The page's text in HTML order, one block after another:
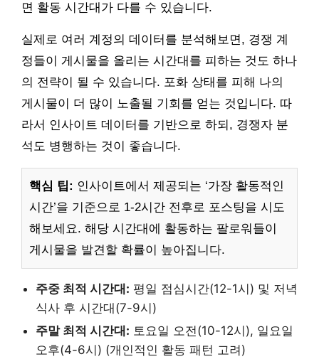
면 활동 시간대가 다를 수 있습니다.
실제로 여러 계정의 데이터를 분석해보면, 경쟁 계
정들이 게시물을 올리는 시간대를 피하는 것도 하나
의 전략이 될 수 있습니다. 포화 상태를 피해 나의
게시물이 더 많이 노출될 기회를 얻는 것입니다. 따
라서 인사이트 데이터를 기반으로 하되, 경쟁자 분
석도 병행하는 것이 좋습니다.
핵심 팁: 인사이트에서 제공되는 ‘가장 활동적인
시간’을 기준으로 1-2시간 전후로 포스팅을 시도
해보세요. 해당 시간대에 활동하는 팔로워들이
게시물을 발견할 확률이 높아집니다.
주중 최적 시간대: 평일 점심시간(12-1시) 및 저녁
식사 후 시간대(7-9시)
주말 최적 시간대: 토요일 오전(10-12시), 일요일
오후(4-6시) (개인적인 활동 패턴 고려)